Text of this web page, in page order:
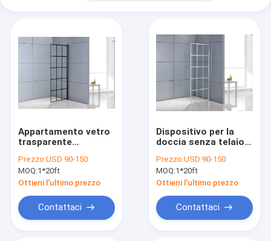
Appartamento vetro
trasparente
doccia senza cornice
moderno
Prezzo:USD 90-150
MOQ:1*20ft
Ottieni l'ultimo prezzo
Contattaci
Dispositivo per la
doccia senza telaio
Prezzo:USD 90-150
MOQ:1*20ft
Ottieni l'ultimo prezzo
Contattaci